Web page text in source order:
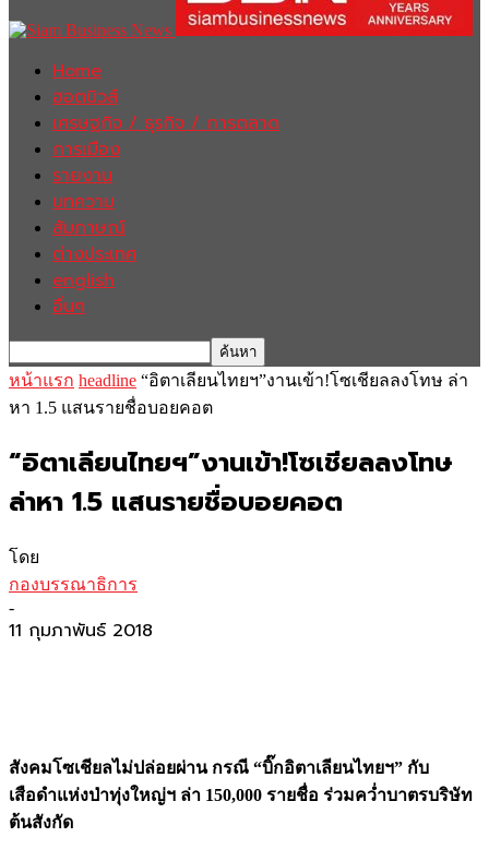
Home
ฮอตนิวส์
เศรษฐกิจ / ธุรกิจ / การตลาด
การเมือง
รายงาน
บทความ
สัมภาษณ์
ต่างประเทศ
english
อื่นๆ
หน้าแรก headline “อิตาเลียนไทยฯ”งานเข้า!โซเชียลลงโทษ ล่า
หา 1.5 แสนรายชื่อบอยคอต
“อิตาเลียนไทยฯ”งานเข้า!โซเชียลลงโทษ
ล่าหา 1.5 แสนรายชื่อบอยคอต
โดย
กองบรรณาธิการ
-
11 กุมภาพันธ์ 2018
สังคมโซเชียลไม่ปล่อยผ่าน กรณี “บิ๊กอิตาเลียนไทยฯ” กับ
เสือดำแห่งป่าทุ่งใหญ่ฯ ล่า 150,000 รายชื่อ ร่วมคว่ำบาตรบริษัท
ต้นสังกัด